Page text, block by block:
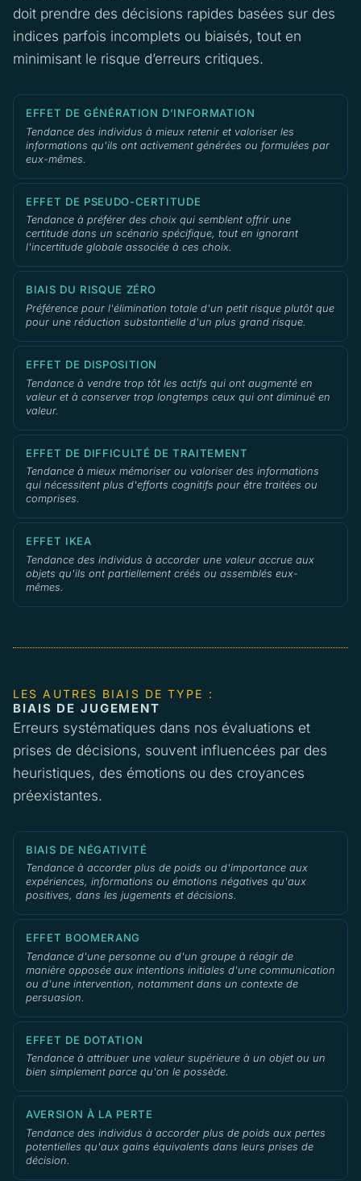
doit prendre des décisions rapides basées sur des
indices parfois incomplets ou biaisés, tout en
minimisant le risque d’erreurs critiques.
EFFET DE GÉNÉRATION D’INFORMATION
Tendance des individus à mieux retenir et valoriser les
informations qu'ils ont activement générées ou formulées par
eux-mêmes.
EFFET DE PSEUDO-CERTITUDE
Tendance à préférer des choix qui semblent offrir une
certitude dans un scénario spécifique, tout en ignorant
l'incertitude globale associée à ces choix.
BIAIS DU RISQUE ZÉRO
Préférence pour l'élimination totale d'un petit risque plutôt que
pour une réduction substantielle d'un plus grand risque.
EFFET DE DISPOSITION
Tendance à vendre trop tôt les actifs qui ont augmenté en
valeur et à conserver trop longtemps ceux qui ont diminué en
valeur.
EFFET DE DIFFICULTÉ DE TRAITEMENT
Tendance à mieux mémoriser ou valoriser des informations
qui nécessitent plus d'efforts cognitifs pour être traitées ou
comprises.
EFFET IKEA
Tendance des individus à accorder une valeur accrue aux
objets qu'ils ont partiellement créés ou assemblés eux-
mêmes.
LES AUTRES BIAIS DE TYPE :
BIAIS DE JUGEMENT
Erreurs systématiques dans nos évaluations et
prises de décisions, souvent influencées par des
heuristiques, des émotions ou des croyances
préexistantes.
BIAIS DE NÉGATIVITÉ
Tendance à accorder plus de poids ou d'importance aux
expériences, informations ou émotions négatives qu'aux
positives, dans les jugements et décisions.
EFFET BOOMERANG
Tendance d'une personne ou d'un groupe à réagir de
manière opposée aux intentions initiales d'une communication
ou d'une intervention, notamment dans un contexte de
persuasion.
EFFET DE DOTATION
Tendance à attribuer une valeur supérieure à un objet ou un
bien simplement parce qu'on le possède.
AVERSION À LA PERTE
Tendance des individus à accorder plus de poids aux pertes
potentielles qu'aux gains équivalents dans leurs prises de
décision.